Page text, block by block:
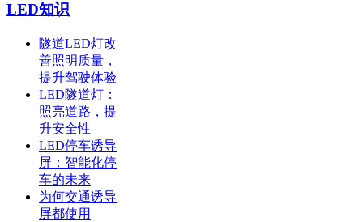
LED知识
隧道LED灯改
善照明质量，
提升驾驶体验
LED隧道灯：
照亮道路，提
升安全性
LED停车诱导
屏：智能化停
车的未来
为何交通诱导
屏都使用